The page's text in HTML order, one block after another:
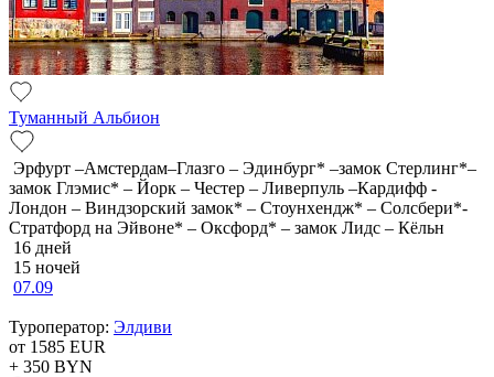
Туманный Альбион
Эрфурт –Амстердам–Глазго – Эдинбург* –замок Стерлинг*–
замок Глэмис* – Йорк – Честер – Ливерпуль –Кардифф -
Лондон – Виндзорский замок* – Стоунхендж* – Солсбери*-
Стратфорд на Эйвоне* – Оксфорд* – замок Лидс – Кёльн
16 дней
15 ночей
07.09
Туроператор: Элдиви
от 1585 EUR
+ 350 BYN